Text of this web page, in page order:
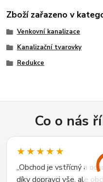
Zboží zařazeno v
Venkovní kanalizace
Kanalizační tvarovky
Redukce
Co o nás
★★★★★
„Obchod je vstřícný a
díky dopravci vše, ale